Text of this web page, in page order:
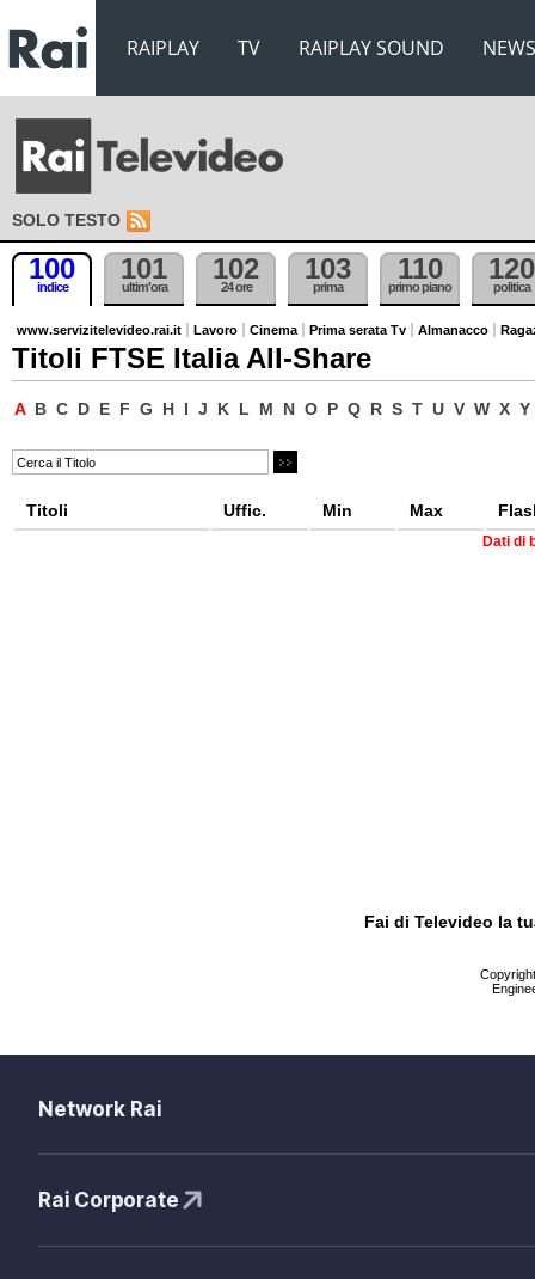
RAIPLAY TV RAIPLAY SOUND NEWS
SOLO TESTO
100
indice
101
ultim'ora
102
24 ore
103
prima
110
primo piano
120
politica
www.servizitelevideo.rai.it Lavoro Cinema Prima serata Tv Almanacco
Titoli FTSE Italia All-Share
A B C D E F G H I J K L M N O P Q R S T U V W X Y
Titoli Uffic. Min Max
Dati di
Fai di Televideo la